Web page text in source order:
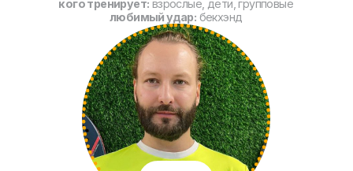
Воронеж
Евгений Гешеле
возраст: 38 лет
кого тренирует:взрослые (начинающий уровень), дети
любимый удар: воллей